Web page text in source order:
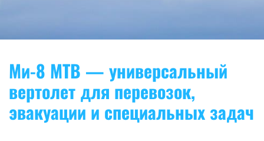
Ми-8 МТВ — универсальный
вертолет для перевозок,
эвакуации и специальных задач